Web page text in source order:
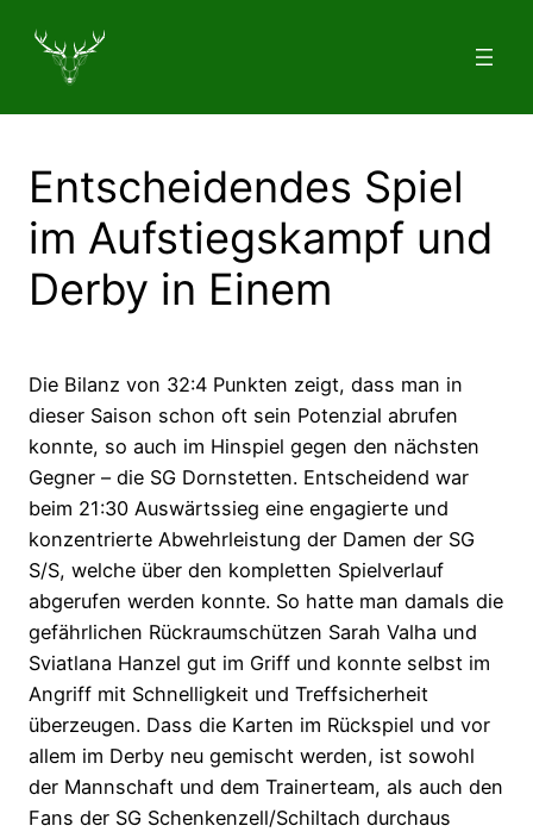
Inhalt
springen
Entscheidendes Spiel
im Aufstiegskampf und
Derby in Einem
Die Bilanz von 32:4 Punkten zeigt, dass man in
dieser Saison schon oft sein Potenzial abrufen
konnte, so auch im Hinspiel gegen den nächsten
Gegner – die SG Dornstetten. Entscheidend war
beim 21:30 Auswärtssieg eine engagierte und
konzentrierte Abwehrleistung der Damen der SG
S/S, welche über den kompletten Spielverlauf
abgerufen werden konnte. So hatte man damals die
gefährlichen Rückraumschützen Sarah Valha und
Sviatlana Hanzel gut im Griff und konnte selbst im
Angriff mit Schnelligkeit und Treffsicherheit
überzeugen. Dass die Karten im Rückspiel und vor
allem im Derby neu gemischt werden, ist sowohl
der Mannschaft und dem Trainerteam, als auch den
Fans der SG Schenkenzell/Schiltach durchaus